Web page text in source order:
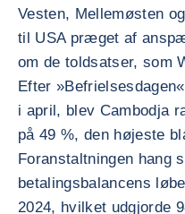
Vesten, Mellemøsten
til USA præget af
om de toldsatser, som
Efter
i april, blev Cambodja
på 49 %, den højeste
Foranstaltningen hang
betalingsbalancens
2024, hvilket udgjorde